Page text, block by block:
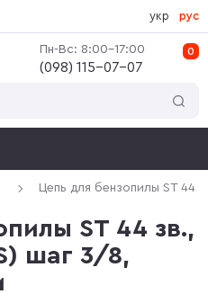
0
Пн-Вс: 8:00-17:00
(‎098) 115-07-07
укр рус
Цепь для бензопилы ST 44
ST 44 зв.,
шаг 3/8,